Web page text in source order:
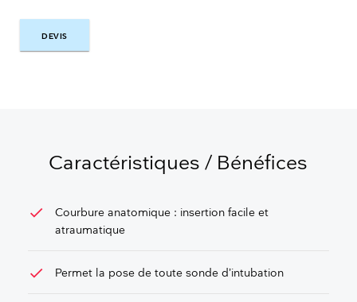
DEVIS
Caractéristiques / Bénéfices
check
Courbure anatomique : insertion facile et
atraumatique
check Permet la pose de toute sonde d’intubation